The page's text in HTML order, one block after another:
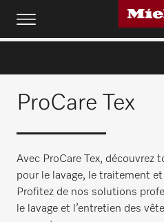
ProCare Tex
Avec ProCare Tex, découvrez
pour le lavage, le traitement
Profitez de nos solutions
le lavage et l’entretien des